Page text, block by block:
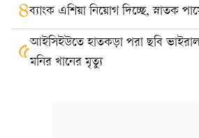
৪ব্যাংক এশিয়া নিয়োগ দিচ্ছে, স্নাতক
৫আইসিইউতে হাতকড়া পরা ছবি
মনির খানের মৃত্যু